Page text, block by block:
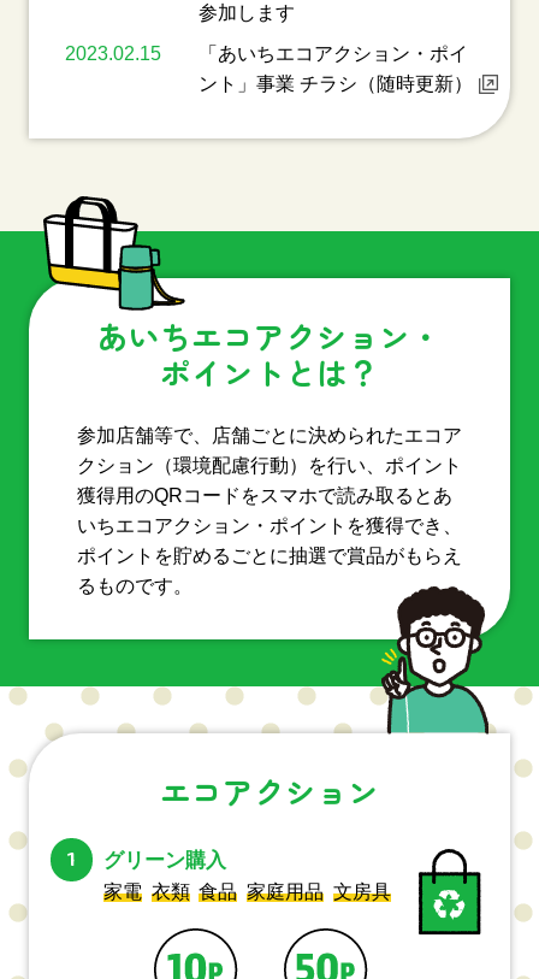
参加します
2023.02.15
「あいちエコアクション・ポイ
ント」事業 チラシ（随時更新）
あいちエコアクション・
ポイントとは？
参加店舗等で、店舗ごとに決められたエコア
クション（環境配慮行動）を行い、ポイント
獲得用のQRコードをスマホで読み取るとあ
いちエコアクション・ポイントを獲得でき、
ポイントを貯めるごとに抽選で賞品がもらえ
るものです。
エコアクション
1 グリーン購入
家電 衣類 食品 家庭用品 文房具